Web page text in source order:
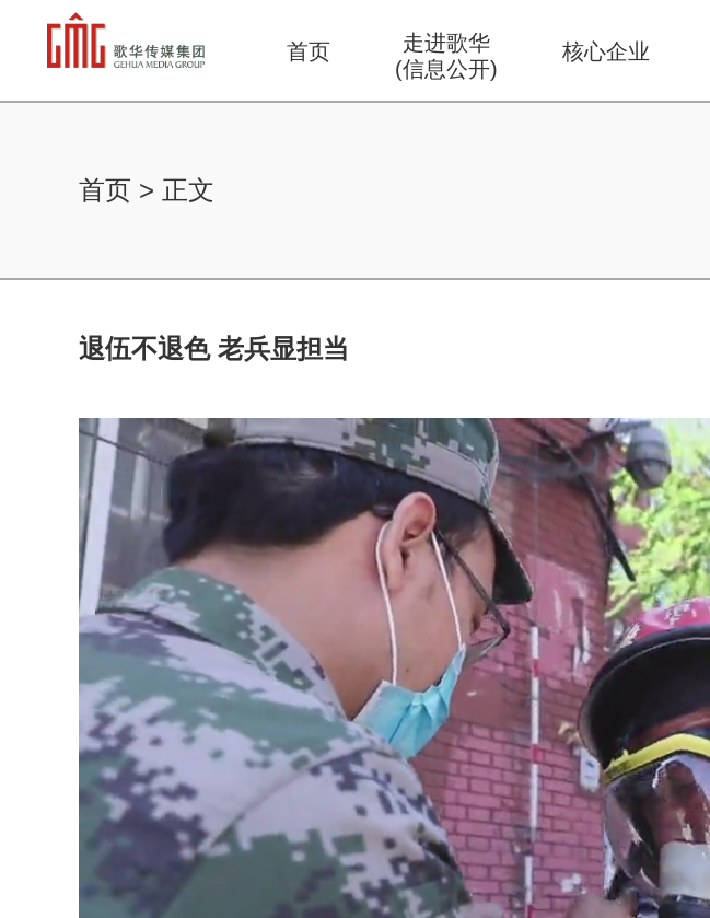
首页
走进歌华
(信息公开)
核心企业
首页 > 正文
退伍不退色 老兵显担当